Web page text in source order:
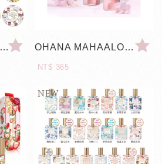
OHANA MAHALLO 萬能寶貝霜 OHANA MAHAALO 香水潤澤療癒護手霜
NT$ 365